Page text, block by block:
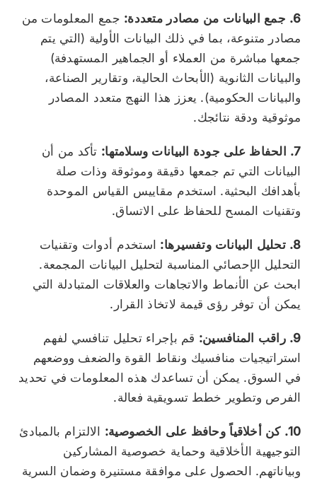
6. جمع البيانات من مصادر متعددة:
جمع المعلومات من
مصادر متنوعة، بما في ذلك البيانات الأولية (التي يتم
جمعها مباشرة من العملاء أو الجماهير المستهدفة)
والبيانات الثانوية (الأبحاث الحالية، وتقارير الصناعة،
والبيانات الحكومية). يعزز هذا النهج متعدد المصادر
موثوقية ودقة نتائجك.
7. الحفاظ على جودة البيانات وسلامتها:
تأكد من أن
البيانات التي تم جمعها دقيقة وموثوقة وذات صلة
بأهدافك البحثية. استخدم مقاييس القياس الموحدة
وتقنيات المسح للحفاظ على الاتساق.
8. تحليل البيانات وتفسيرها:
استخدم أدوات وتقنيات
التحليل الإحصائي المناسبة لتحليل البيانات المجمعة.
ابحث عن الأنماط والاتجاهات والعلاقات المتبادلة التي
يمكن أن توفر رؤى قيمة لاتخاذ القرار.
9. راقب المنافسين:
قم بإجراء تحليل تنافسي لفهم
استراتيجيات منافسيك ونقاط القوة والضعف ووضعهم
في السوق. يمكن أن تساعدك هذه المعلومات في تحديد
الفرص وتطوير خطط تسويقية فعالة.
10. كن أخلاقياً وحافظ على الخصوصية:
الالتزام بالمبادئ
التوجيهية الأخلاقية وحماية خصوصية المشاركين
وبياناتهم. الحصول على موافقة مستنيرة وضمان السرية